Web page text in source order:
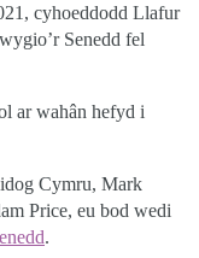
cyhoeddodd Llafur
Senedd fel
ar wahân hefyd i
Cymru, Mark
Price, eu bod wedi
.